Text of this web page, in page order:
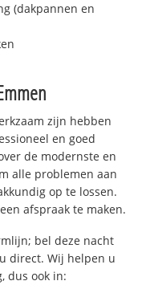
(dakpannen en
zijn hebben
en goed
de modernste en
alle problemen aan
op te lossen.
afspraak te maken.
bel deze nacht
direct. Wij helpen u
dus ook in: